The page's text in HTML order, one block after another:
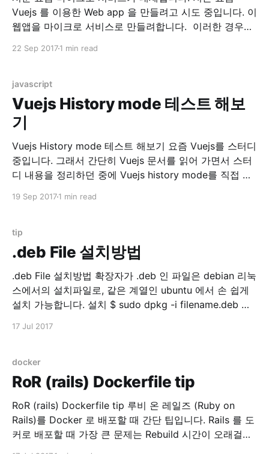
Vuejs 를 이용한 Web app 을 만들려고 시도 중입니다. 이
웹앱을 마이크로 서비스로 만들려합니다. 이러한 경우에
Origin Resource Sharing) 이슈입니다. 환경 현재 시스템
localhost:8082에 떠있는 Web
22 Sep 20171 min read
javascript
Vuejs History mode 테스트 해보
기
Vuejs History mode 테스트 해보기 요즘 Vuejs를 스터디
중입니다. 그래서 간단히 Vuejs 문서를 읽어 가면서 스터
디 내용을 정리하던 중에 Vuejs history mode를 직접 테
는 필수라고 생각 되었거든요. HTML5 History 모드 ·
해보기 위해서는 서버 설정이 필요한데, 간단한 기본
19 Sep 20171 min read
tip
.deb File 설치방법
.deb File 설치방법 확장자가 .deb 인 파일은 debian 리눅
스에서의 설치파일로, 같은 계열인 ubuntu 에서 손 쉽게
설치 가능합니다. 설치 $ sudo dpkg -i filename.deb 제
17 Jul 2017
docker
RoR (rails) Dockerfile tip
RoR (rails) Dockerfile tip 루비 온 레일즈 (Ruby on
Rails)를 Docker 로 배포할 때 간단 팁입니다. Rails 를 도
커로 배포할 때 가장 큰 문제는 Rebuild 시간이 오래걸린